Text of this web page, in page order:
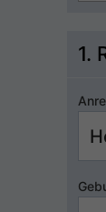
1.